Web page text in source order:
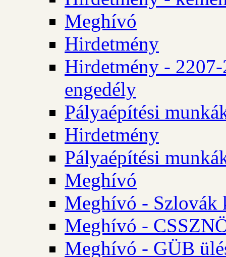
Meghívó
Hirdetmény
Hirdetmény -
engedély
Pályaépítési
Hirdetmény
Pályaépítési
Meghívó
Meghívó - Szlovák
Meghívó -
Meghívó - GÜB